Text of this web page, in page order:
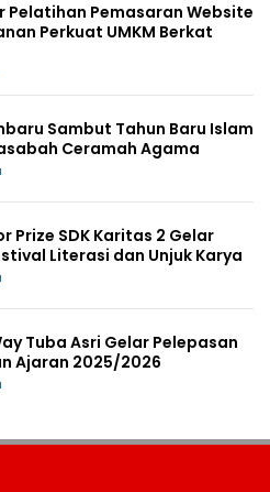
Pelatihan Pemasaran Website
Perkuat UMKM Berkat
Sambut Tahun Baru Islam
Ceramah Agama
Prize SDK Karitas 2 Gelar
Literasi dan Unjuk Karya
Tuba Asri Gelar Pelepasan
Ajaran 2025/2026